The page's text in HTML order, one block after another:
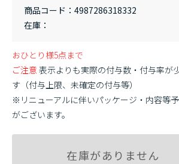
商品コード
4987286318332
在庫
おひとり様5点まで
ご注意 表示よりも実際の付与数・付与率が
す（付与上限、未確定の付与等）
※リニューアルに伴いパッケージ・内容等
がございます。
在庫がありません